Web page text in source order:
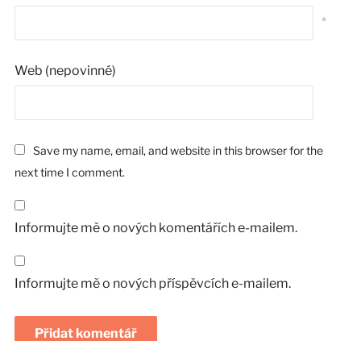
*
Web (nepovinné)
Save my name, email, and website in this browser for the
next time I comment.
Informujte mě o nových komentářích e-mailem.
Informujte mě o nových příspěvcích e-mailem.